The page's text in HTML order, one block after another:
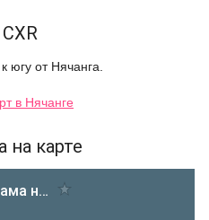
югу от Нячанга.
в Нячанге
карте